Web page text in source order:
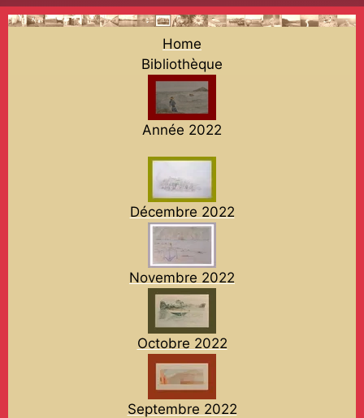
Home
Bibliothèque
Année 2022
Décembre 2022
Novembre 2022
Octobre 2022
Septembre 2022